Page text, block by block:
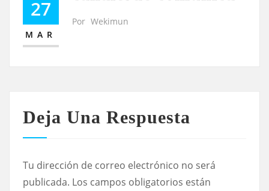
27
MAR
Por Wekimun
Deja Una Respuesta
Tu dirección de correo electrónico no será
publicada. Los campos obligatorios están